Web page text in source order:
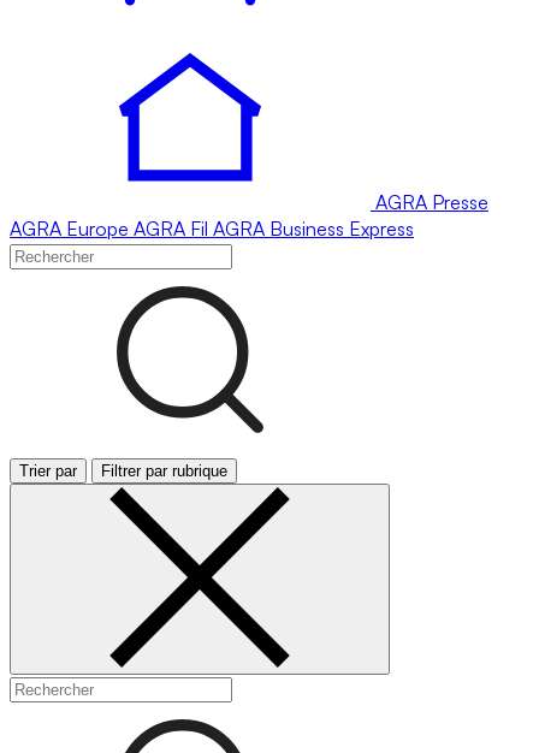
AGRA Presse
AGRA Europe AGRA Fil AGRA Business Express
Trier par Filtrer par rubrique